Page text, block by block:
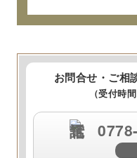
お問合せ・ご相
（受付時